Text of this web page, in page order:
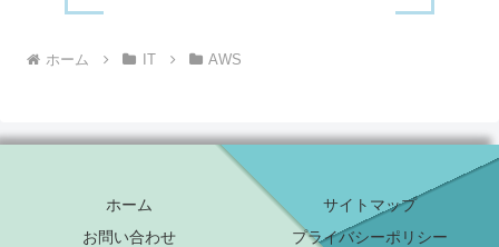
ホーム IT AWS
ホーム
サイトマップ
お問い合わせ
プライバシーポリシー